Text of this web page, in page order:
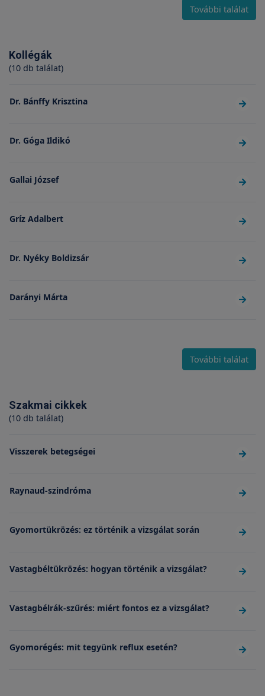
További találat
Kollégák
(10 db találat)
Dr. Bánffy Krisztina
Dr. Góga Ildikó
Gallai József
Gríz Adalbert
Dr. Nyéky Boldizsár
Darányi Márta
További találat
Szakmai cikkek
(10 db találat)
Visszerek betegségei
Raynaud-szindróma
Gyomortükrözés: ez történik a vizsgálat során
Vastagbéltükrözés: hogyan történik a vizsgálat?
Vastagbélrák-szűrés: miért fontos ez a vizsgálat?
Gyomorégés: mit tegyünk reflux esetén?